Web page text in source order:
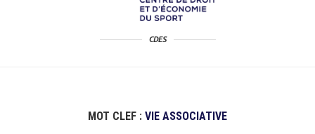
CDES
MOT CLEF : VIE ASSOCIATIVE